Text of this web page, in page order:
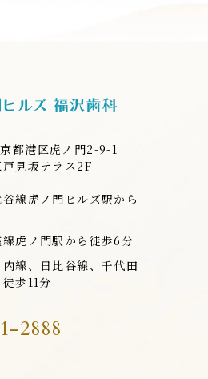
都港区虎ノ門2-9-1
見坂テラス2F
線虎ノ門ヒルズ駅から
虎ノ門駅から徒歩6分
線、日比谷線、千代田
歩11分
2888